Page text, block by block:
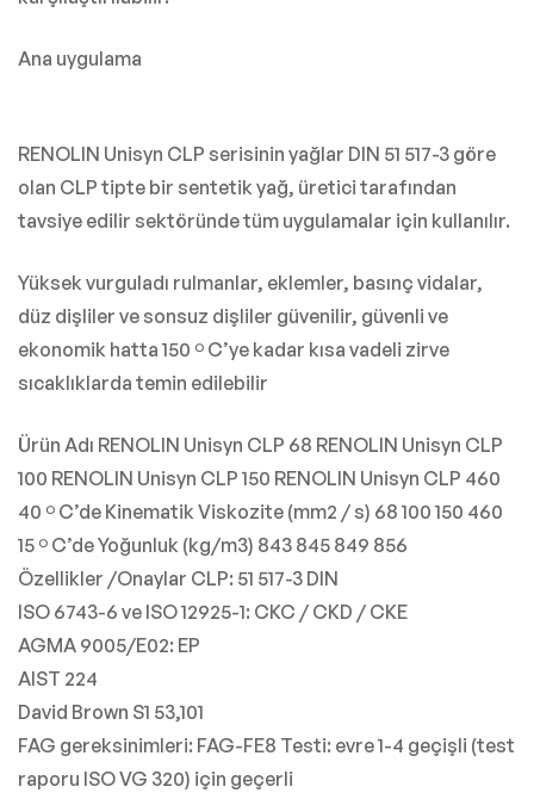
Ana uygulama
RENOLIN Unisyn CLP serisinin yağlar DIN 51 517-3 göre
olan CLP tipte bir sentetik yağ, üretici tarafından
tavsiye edilir sektöründe tüm uygulamalar için kullanılır.
Yüksek vurguladı rulmanlar, eklemler, basınç vidalar,
düz dişliler ve sonsuz dişliler güvenilir, güvenli ve
ekonomik hatta 150 º C’ye kadar kısa vadeli zirve
sıcaklıklarda temin edilebilir
Ürün Adı RENOLIN Unisyn CLP 68 RENOLIN Unisyn CLP
100 RENOLIN Unisyn CLP 150 RENOLIN Unisyn CLP 460
40 º C’de Kinematik Viskozite (mm2 / s) 68 100 150 460
15 º C’de Yoğunluk (kg/m3) 843 845 849 856
Özellikler /Onaylar CLP: 51 517-3 DIN
ISO 6743-6 ve ISO 12925-1: CKC / CKD / CKE
AGMA 9005/E02: EP
AIST 224
David Brown S1 53,101
FAG gereksinimleri: FAG-FE8 Testi: evre 1-4 geçişli (test
raporu ISO VG 320) için geçerli